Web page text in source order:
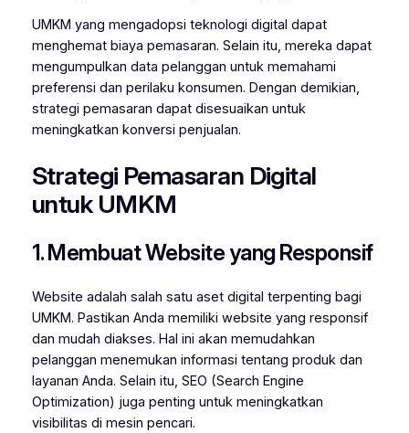
UMKM yang mengadopsi teknologi digital dapat
menghemat biaya pemasaran. Selain itu, mereka dapat
mengumpulkan data pelanggan untuk memahami
preferensi dan perilaku konsumen. Dengan demikian,
strategi pemasaran dapat disesuaikan untuk
meningkatkan konversi penjualan.
Strategi Pemasaran Digital
untuk UMKM
1. Membuat Website yang Responsif
Website adalah salah satu aset digital terpenting bagi
UMKM. Pastikan Anda memiliki website yang responsif
dan mudah diakses. Hal ini akan memudahkan
pelanggan menemukan informasi tentang produk dan
layanan Anda. Selain itu, SEO (Search Engine
Optimization) juga penting untuk meningkatkan
visibilitas di mesin pencari.